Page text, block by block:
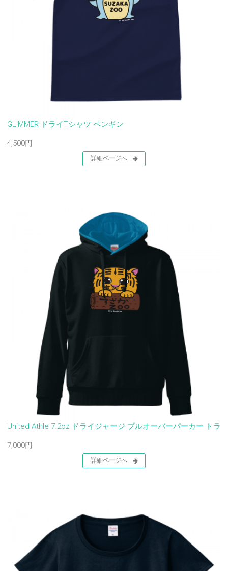
GLIMMER ドライTシャツ ペンギン
4,500円
詳細ページへ
United Athle 7.2oz ドライジャージ プルオーバーパーカー トラ
7,000円
詳細ページへ